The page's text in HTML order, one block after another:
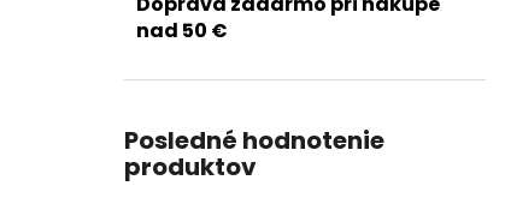
nad 50 €
Posledné hodnotenie
produktov